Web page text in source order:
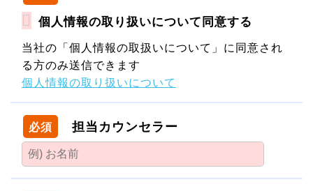
個人情報の取り扱いについて同意する
当社の「個人情報の取扱いについて」に同意され
る方のみ送信できます
個人情報の取り扱いについて
必須 担当カウンセラー